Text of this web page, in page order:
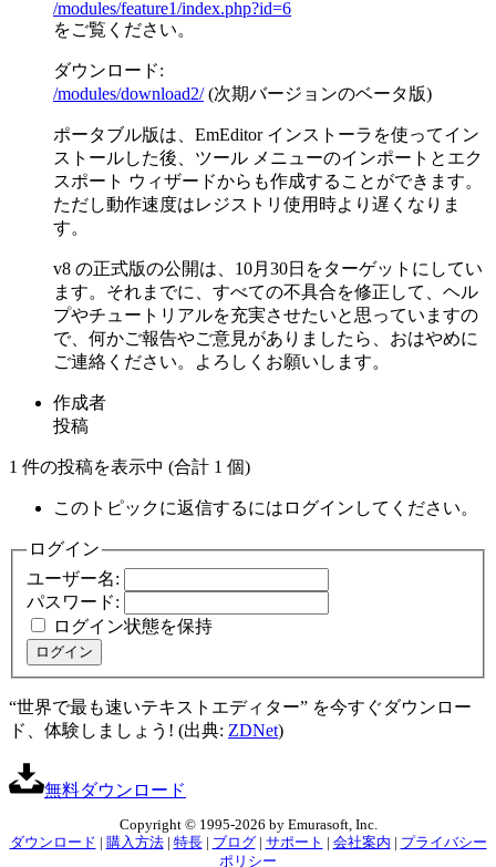
/modules/feature1/index.php?id=6
をご覧ください。
ダウンロード:
/modules/download2/(次期バージョンのベータ版)
ポータブル版は、EmEditor インストーラを使ってイン
ストールした後、ツール メニューのインポートとエク
スポート ウィザードからも作成することができます。
ただし動作速度はレジストリ使用時より遅くなりま
す。
v8 の正式版の公開は、10月30日をターゲットにしてい
ます。それまでに、すべての不具合を修正して、ヘル
プやチュートリアルを充実させたいと思っていますの
で、何かご報告やご意見がありましたら、おはやめに
ご連絡ください。よろしくお願いします。
作成者
投稿
1 件の投稿を表示中 (合計 1 個)
このトピックに返信するにはログインしてください。
ログイン
ユーザー名:
パスワード:
ログイン状態を保持
ログイン
“世界で最も速いテキストエディター” を今すぐダウンロー
ド、体験しましょう! (出典: ZDNet)
無料ダウンロード
Copyright © 1995-2026 by Emurasoft, Inc.
ダウンロード | 購入方法| 特長| ブログ| サポート | 会社案内 | プライバシー
ポリシー